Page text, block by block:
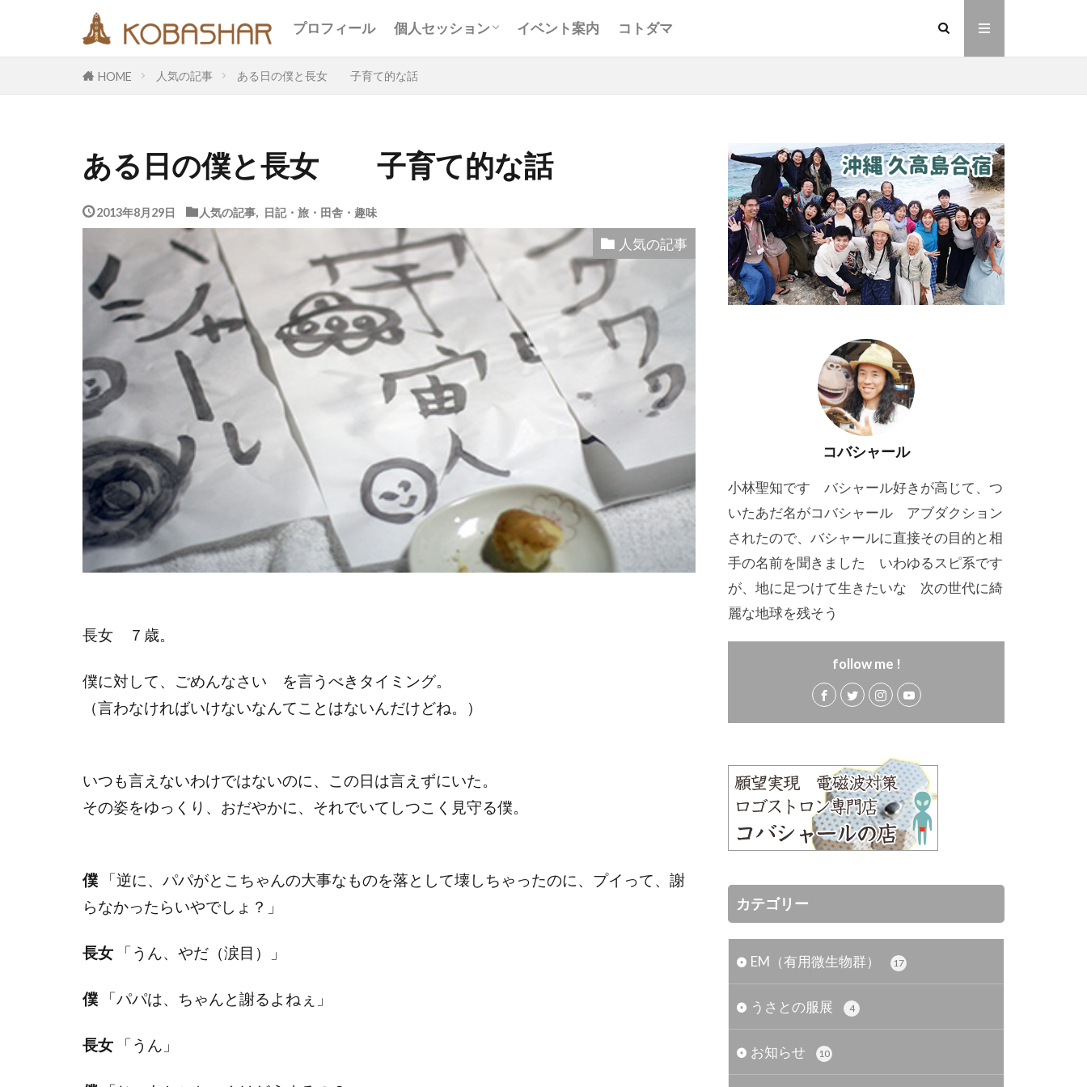
プロフィール 個人セッション
お客様の声
Ｑ＆Ａ
コンサルティング
イベント案内 コトダマ
HOME 人気の記事 ある日の僕と長女 子育て的な話
ある日の僕と長女 子育て的な話
2013年8月29日 人気の記事 日記・旅・田舎・趣味
人気の記事
長女 ７歳。
僕に対して、ごめんなさい を言うべきタイミング。
（言わなければいけないなんてことはないんだけどね。）
いつも言えないわけではないのに、この日は言えずにいた。
その姿をゆっくり、おだやかに、それでいてしつこく見守る僕。
僕 「逆に、パパがとこちゃんの大事なものを落として壊しちゃったのに、プイって、謝
らなかったらいやでしょ？」
長女 「うん、やだ（涙目）」
僕 「パパは、ちゃんと謝るよねぇ」
長女 「うん」
コバシャール
小林聖知です バシャール好きが高じて、つ
いたあだ名がコバシャール アブダクション
されたので、バシャールに直接その目的と相
手の名前を聞きました いわゆるスピ系です
が、地に足つけて生きたいな 次の世代に綺
麗な地球を残そう
follow me !
カテゴリー
EM（有用微生物群） 17
うさとの服展 4
お知らせ 10
タグ
イヤシロチ
エコ
オフグリッド キールタン デトックス バシャール・宇宙の法則
ヘナ
メッセージ
ヨガ リトリート ワンネス ヴィーガン 動画
友人
名古屋 地底人 子供 岐阜
愛
断食
旅 沖縄 石川県 祓い 覚醒の学校
金沢市
鎮魂
非二元
検索